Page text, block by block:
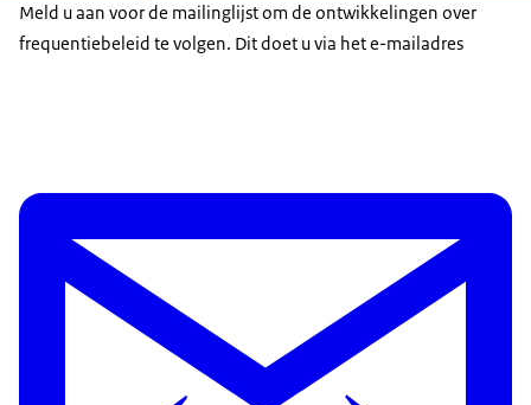
Meld u aan voor de mailinglijst om de ontwikkelingen over
frequentiebeleid te volgen. Dit doet u via het e-mailadres